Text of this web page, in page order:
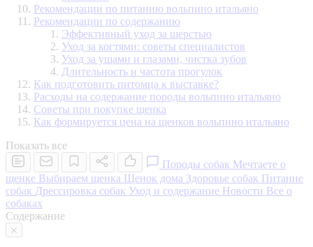
Рекомендации по питанию вольпино итальяно
Рекомендации по содержанию
Эффективный уход за шерстью
Уход за когтями: советы специалистов
Уход за ушами и глазами, чистка зубов
Длительность и частота прогулок
Как подготовить питомца к выставке?
Расходы на содержание породы вольпино итальяно
Советы при покупке щенка
Как формируется цена на щенков вольпино итальяно
Показать все
Породы собак Мечтаете о
щенке Выбираем щенка Щенок дома Здоровье собак Питание
собак Дрессировка собак Уход и содержание Новости Все о
собаках
Содержание